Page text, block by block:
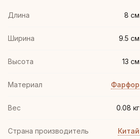
Длина 8 см
Ширина 9.5 см
Высота 13 см
Материал Фарфор
Вес 0.08 кг
Страна производитель Китай